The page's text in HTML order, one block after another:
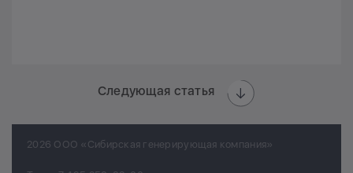
Следующая статья
2026 ООО «Сибирская генерирующая компания»